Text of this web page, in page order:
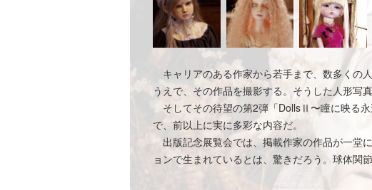
キャリアのある作家から若手まで、数多くの
うえで、その作品を撮影する。そうした人形写
そしてその待望の第2弾「DollsⅡ〜瞳に映る
で、前以上に実に多彩な内容だ。
出版記念展覧会では、掲載作家の作品が一堂
ョンで生まれているとは、驚きだろう。球体関